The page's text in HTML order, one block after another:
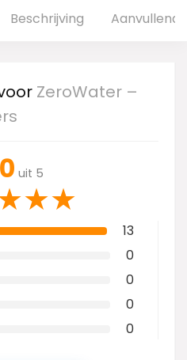
Beschrijving
ZeroWater –
uit 5
★★
13
0
0
0
0